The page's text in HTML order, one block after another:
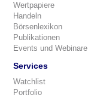
Wertpapiere
Handeln
Börsenlexikon
Publikationen
Events und Webinare
Services
Watchlist
Portfolio